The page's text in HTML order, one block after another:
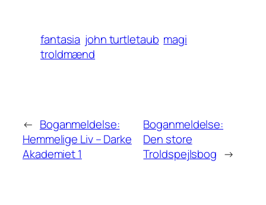
fantasia john turtletaub magi
troldmænd
← Boganmeldelse:
Hemmelige Liv – Darke
Akademiet 1
Boganmeldelse:
Den store
Troldspejlsbog →